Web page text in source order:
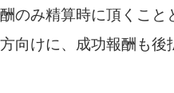
のみ精算時に頂くこ
向けに、成功報酬も後